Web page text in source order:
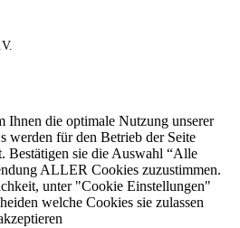
Ihnen die optimale Nutzung unserer
werden für den Betrieb der Seite
Bestätigen sie die Auswahl “Alle
ALLER Cookies zuzustimmen.
unter "Cookie Einstellungen"
welche Cookies sie zulassen